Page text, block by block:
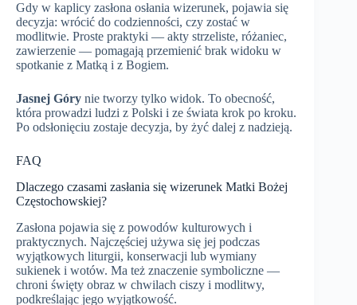
Gdy w kaplicy zasłona osłania wizerunek, pojawia się
decyzja: wrócić do codzienności, czy zostać w
modlitwie. Proste praktyki — akty strzeliste, różaniec,
zawierzenie — pomagają przemienić brak widoku w
spotkanie z Matką i z Bogiem.
Jasnej Góry nie tworzy tylko widok. To obecność,
która prowadzi ludzi z Polski i ze świata krok po kroku.
Po odsłonięciu zostaje decyzja, by żyć dalej z nadzieją.
FAQ
Dlaczego czasami zasłania się wizerunek Matki Bożej
Częstochowskiej?
Zasłona pojawia się z powodów kulturowych i
praktycznych. Najczęściej używa się jej podczas
wyjątkowych liturgii, konserwacji lub wymiany
sukienek i wotów. Ma też znaczenie symboliczne —
chroni święty obraz w chwilach ciszy i modlitwy,
podkreślając jego wyjątkowość.